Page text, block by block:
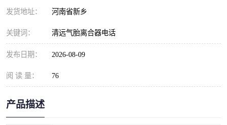
发货地址： 河南省新乡
关键词： 清远气胎离合器电话
发布日期： 2026-08-09
阅 读 量： 76
产品描述